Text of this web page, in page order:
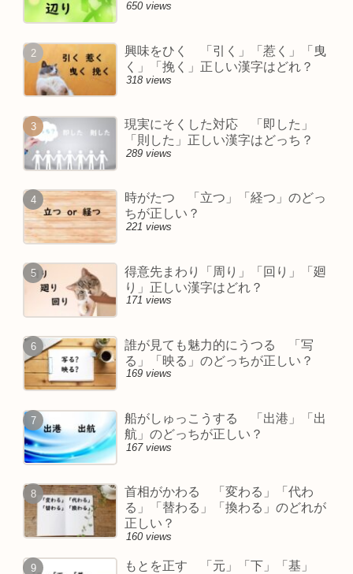
650 views
興味をひく 「引く」「惹く」「曳
く」「挽く」正しい漢字はどれ？
318 views
現実にそくした対応 「即した」
「則した」正しい漢字はどっち？
289 views
時がたつ 「立つ」「経つ」のどっ
ちが正しい？
221 views
得意先まわり「周り」「回り」「廻
り」正しい漢字はどれ？
171 views
誰が見ても魅力的にうつる 「写
る」「映る」のどっちが正しい？
169 views
船がしゅっこうする 「出港」「出
航」のどっちが正しい？
167 views
首相がかわる 「変わる」「代わ
る」「替わる」「換わる」のどれが
正しい？
160 views
もとを正す 「元」「下」「基」